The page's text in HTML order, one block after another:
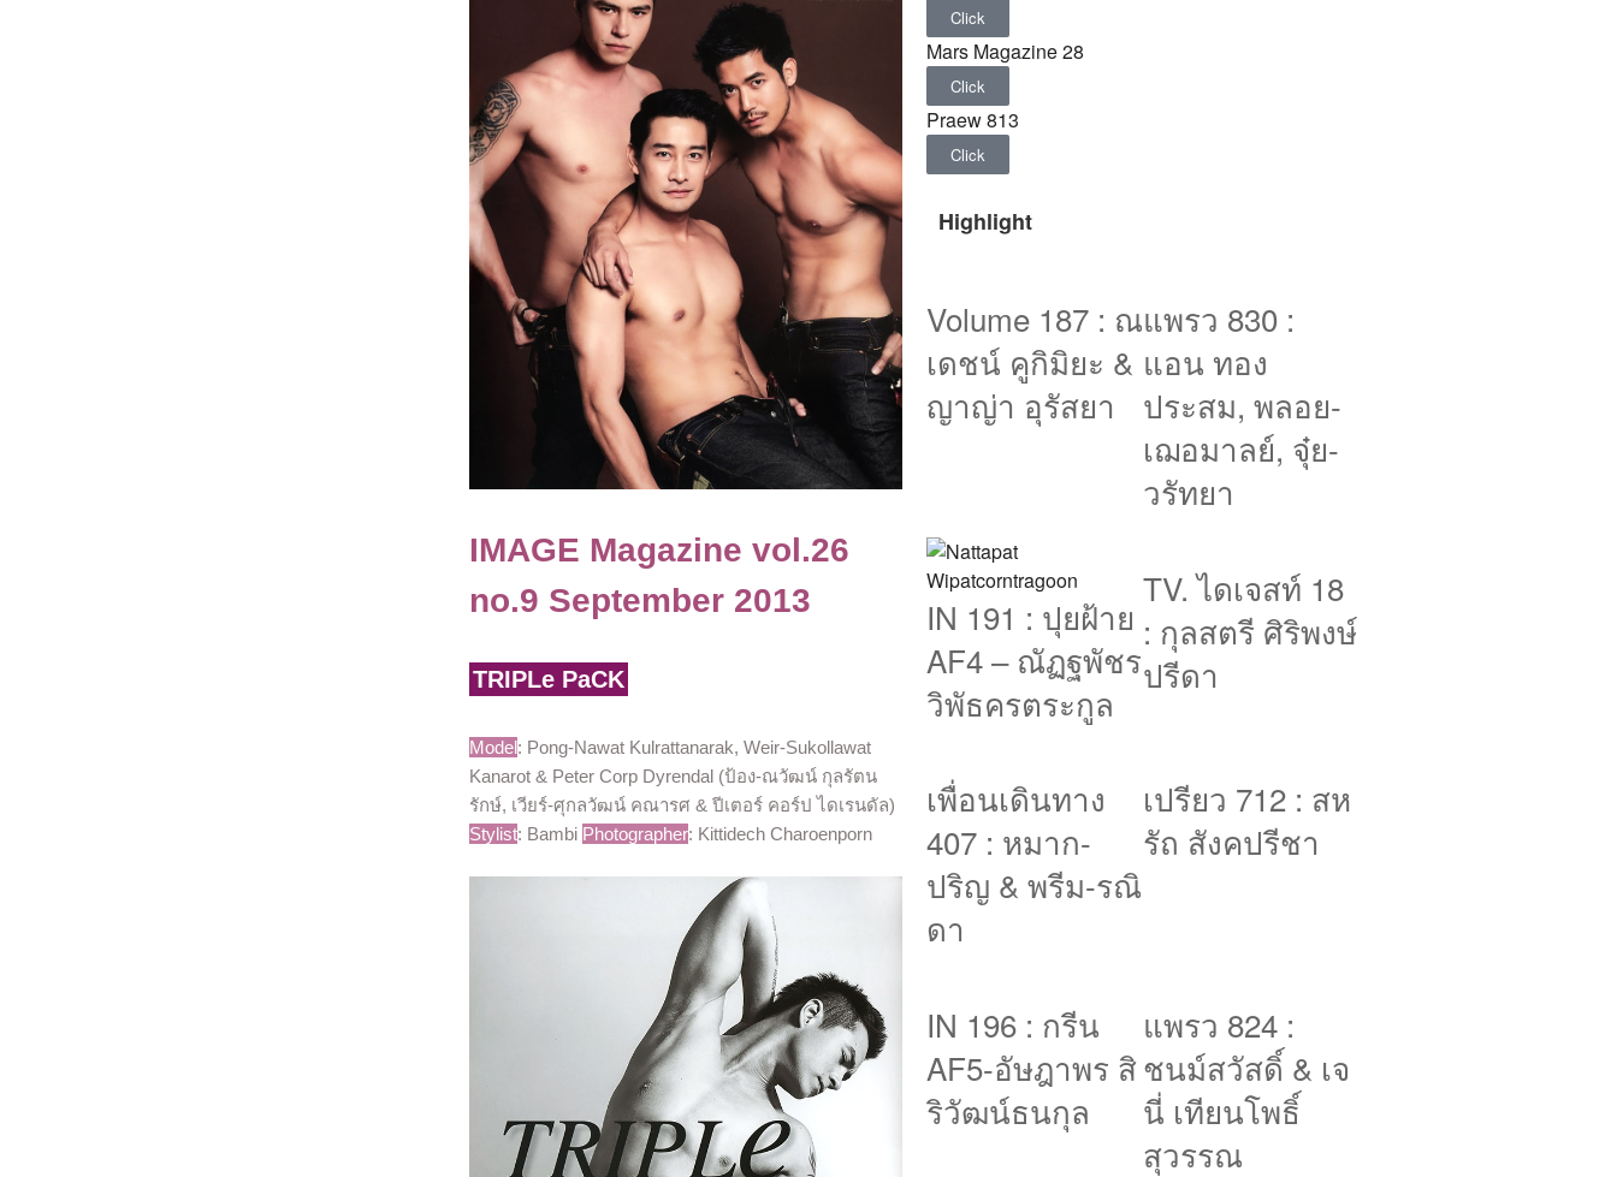
IMAGE Magazine vol.26
no.9 September 2013
TRIPLe PaCK
Model: Pong-Nawat Kulrattanarak, Weir-Sukollawat
Kanarot & Peter Corp Dyrendal (ป้อง-ณวัฒน์ กุลรัตน
รักษ์, เวียร์-ศุกลวัฒน์ คณารศ & ปีเตอร์ คอร์ป ไดเรนดัล)
Stylist: Bambi Photographer: Kittidech Charoenporn
Click
Mars Magazine 28
Click
Praew 813
Click
Highlight
Volume 187 : ณ
เดชน์ คูกิมิยะ &
ญาญ่า อุรัสยา
แพรว 830 :
แอน ทอง
ประสม, พลอย-
เฌอมาลย์, จุ๋ย-
วรัทยา
IN 191 : ปุยฝ้าย
AF4 – ณัฏฐพัชร
วิพัธครตระกูล
TV. ไดเจสท์ 18
: กุลสตรี ศิริพงษ์
ปรีดา
เพื่อนเดินทาง
407 : หมาก-
ปริญ & พรีม-รณิ
ดา
เปรียว 712 : สห
รัถ สังคปรีชา
IN 196 : กรีน
AF5-อัษฎาพร สิ
ริวัฒน์ธนกุล
แพรว 824 :
ชนม์สวัสดิ์ & เจ
นี่ เทียนโพธิ์
สุวรรณ